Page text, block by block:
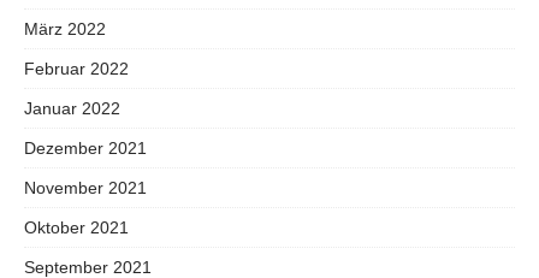
März 2022
Februar 2022
Januar 2022
Dezember 2021
November 2021
Oktober 2021
September 2021